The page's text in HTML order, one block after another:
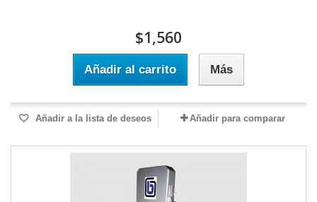
$1,560
Añadir al carrito Más
Añadir a la lista de deseos Añadir para comparar